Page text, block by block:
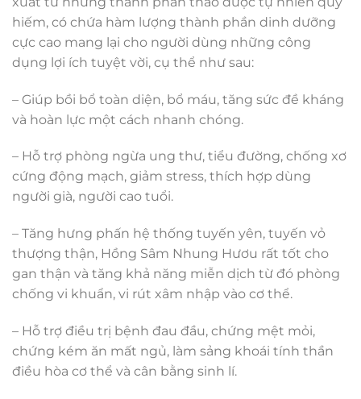
hiếm, có chứa hàm lượng thành phần dinh dưỡng
cực cao mang lại cho người dùng những công
dụng lợi ích tuyệt vời, cụ thể như sau:
– Giúp bồi bổ toàn diện, bổ máu, tăng sức đề kháng
và hoàn lực một cách nhanh chóng.
– Hỗ trợ phòng ngừa ung thư, tiểu đường, chống xơ
cứng động mạch, giảm stress, thích hợp dùng
người già, người cao tuổi.
– Tăng hưng phấn hệ thống tuyến yên, tuyến vỏ
thượng thận, Hồng Sâm Nhung Hươu rất tốt cho
gan thận và tăng khả năng miễn dịch từ đó phòng
chống vi khuẩn, vi rút xâm nhập vào cơ thể.
– Hỗ trợ điều trị bệnh đau đầu, chứng mệt mỏi,
chứng kém ăn mất ngủ, làm sảng khoái tính thần
điều hòa cơ thể và cân bằng sinh lí.